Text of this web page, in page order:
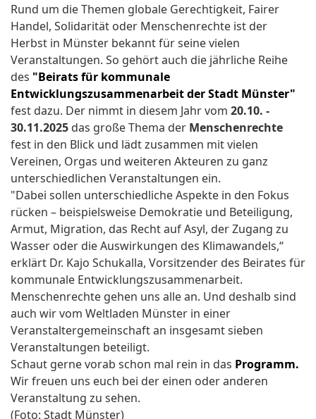
Rund um die Themen globale Gerechtigkeit, Fairer
Handel, Solidarität oder Menschenrechte ist der
Herbst in Münster bekannt für seine vielen
Veranstaltungen. So gehört auch die jährliche Reihe
des "Beirats für kommunale
Entwicklungszusammenarbeit der Stadt Münster"
fest dazu. Der nimmt in diesem Jahr vom 20.10. -
30.11.2025 das große Thema der Menschenrechte
fest in den Blick und lädt zusammen mit vielen
Vereinen, Orgas und weiteren Akteuren zu ganz
unterschiedlichen Veranstaltungen ein.
"Dabei sollen unterschiedliche Aspekte in den Fokus
rücken – beispielsweise Demokratie und Beteiligung,
Armut, Migration, das Recht auf Asyl, der Zugang zu
Wasser oder die Auswirkungen des Klimawandels,“
erklärt Dr. Kajo Schukalla, Vorsitzender des Beirates für
kommunale Entwicklungszusammenarbeit.
Menschenrechte gehen uns alle an. Und deshalb sind
auch wir vom Weltladen Münster in einer
Veranstaltergemeinschaft an insgesamt sieben
Veranstaltungen beteiligt.
Schaut gerne vorab schon mal rein in das Programm.
Wir freuen uns euch bei der einen oder anderen
Veranstaltung zu sehen.
(Foto: Stadt Münster)